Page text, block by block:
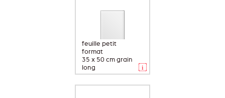
feuille petit
format
35 x 50 cm grain
long